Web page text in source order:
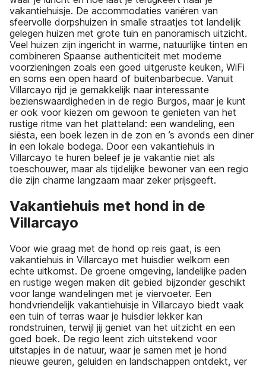
vakantiehuisje. De accommodaties variëren van
sfeervolle dorpshuizen in smalle straatjes tot landelijk
gelegen huizen met grote tuin en panoramisch uitzicht.
Veel huizen zijn ingericht in warme, natuurlijke tinten en
combineren Spaanse authenticiteit met moderne
voorzieningen zoals een goed uitgeruste keuken, WiFi
en soms een open haard of buitenbarbecue. Vanuit
Villarcayo rijd je gemakkelijk naar interessante
bezienswaardigheden in de regio Burgos, maar je kunt
er ook voor kiezen om gewoon te genieten van het
rustige ritme van het platteland: een wandeling, een
siësta, een boek lezen in de zon en ’s avonds een diner
in een lokale bodega. Door een vakantiehuis in
Villarcayo te huren beleef je je vakantie niet als
toeschouwer, maar als tijdelijke bewoner van een regio
die zijn charme langzaam maar zeker prijsgeeft.
Vakantiehuis met hond in de
Villarcayo
Voor wie graag met de hond op reis gaat, is een
vakantiehuis in Villarcayo met huisdier welkom een
echte uitkomst. De groene omgeving, landelijke paden
en rustige wegen maken dit gebied bijzonder geschikt
voor lange wandelingen met je viervoeter. Een
hondvriendelijk vakantiehuisje in Villarcayo biedt vaak
een tuin of terras waar je huisdier lekker kan
rondstruinen, terwijl jij geniet van het uitzicht en een
goed boek. De regio leent zich uitstekend voor
uitstapjes in de natuur, waar je samen met je hond
nieuwe geuren, geluiden en landschappen ontdekt, ver